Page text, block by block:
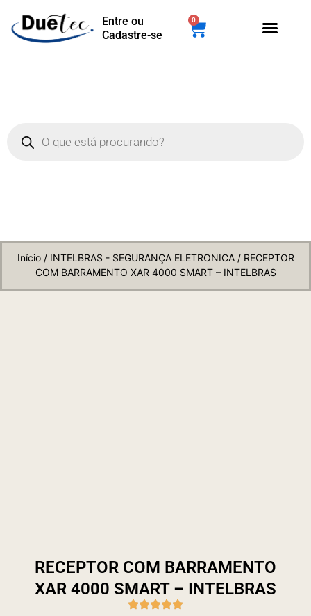
Entre ou
Cadastre-se
0
Início/ INTELBRAS - SEGURANÇA ELETRONICA/ RECEPTOR
COM BARRAMENTO XAR 4000 SMART – INTELBRAS
RECEPTOR COM BARRAMENTO
XAR 4000 SMART – INTELBRAS